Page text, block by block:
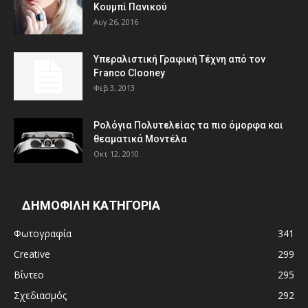
Κουμπί Πανικού
Αυγ 26, 2016
Υπεραλιστική Γραφική Τέχνη από τον
Franco Clooney
Φεβ 3, 2013
Ρολόγια Πολυτελείας τα πιο όμορφα και
θεαματικά Μοντέλα
Οκτ 12, 2010
ΔΗΜΟΦΙΛΗ ΚΑΤΗΓΟΡΙΑ
Φωτογραφία
341
Creative
299
Βίντεο
295
Σχεδιασμός
292